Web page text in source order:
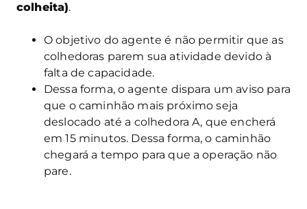
colheita).
O objetivo do agente é não permitir que as
colhedoras parem sua atividade devido à
falta de capacidade.
Dessa forma, o agente dispara um aviso para
que o caminhão mais próximo seja
deslocado até a colhedora A, que encherá
em 15 minutos. Dessa forma, o caminhão
chegará a tempo para que a operação não
pare.